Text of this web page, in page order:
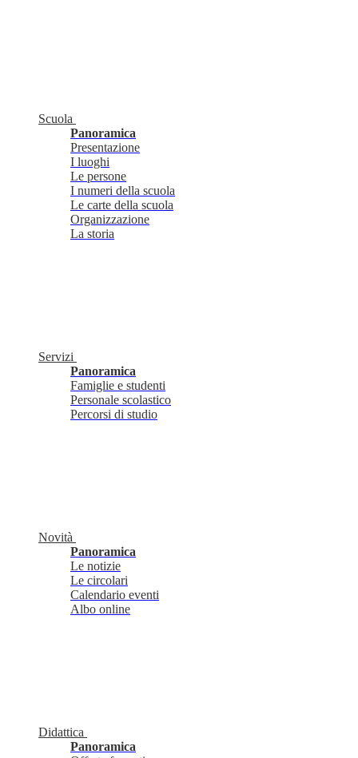
Scuola
Panoramica
Presentazione
I luoghi
Le persone
I numeri della scuola
Le carte della scuola
Organizzazione
La storia
Servizi
Panoramica
Famiglie e studenti
Personale scolastico
Percorsi di studio
Novità
Panoramica
Le notizie
Le circolari
Calendario eventi
Albo online
Didattica
Panoramica